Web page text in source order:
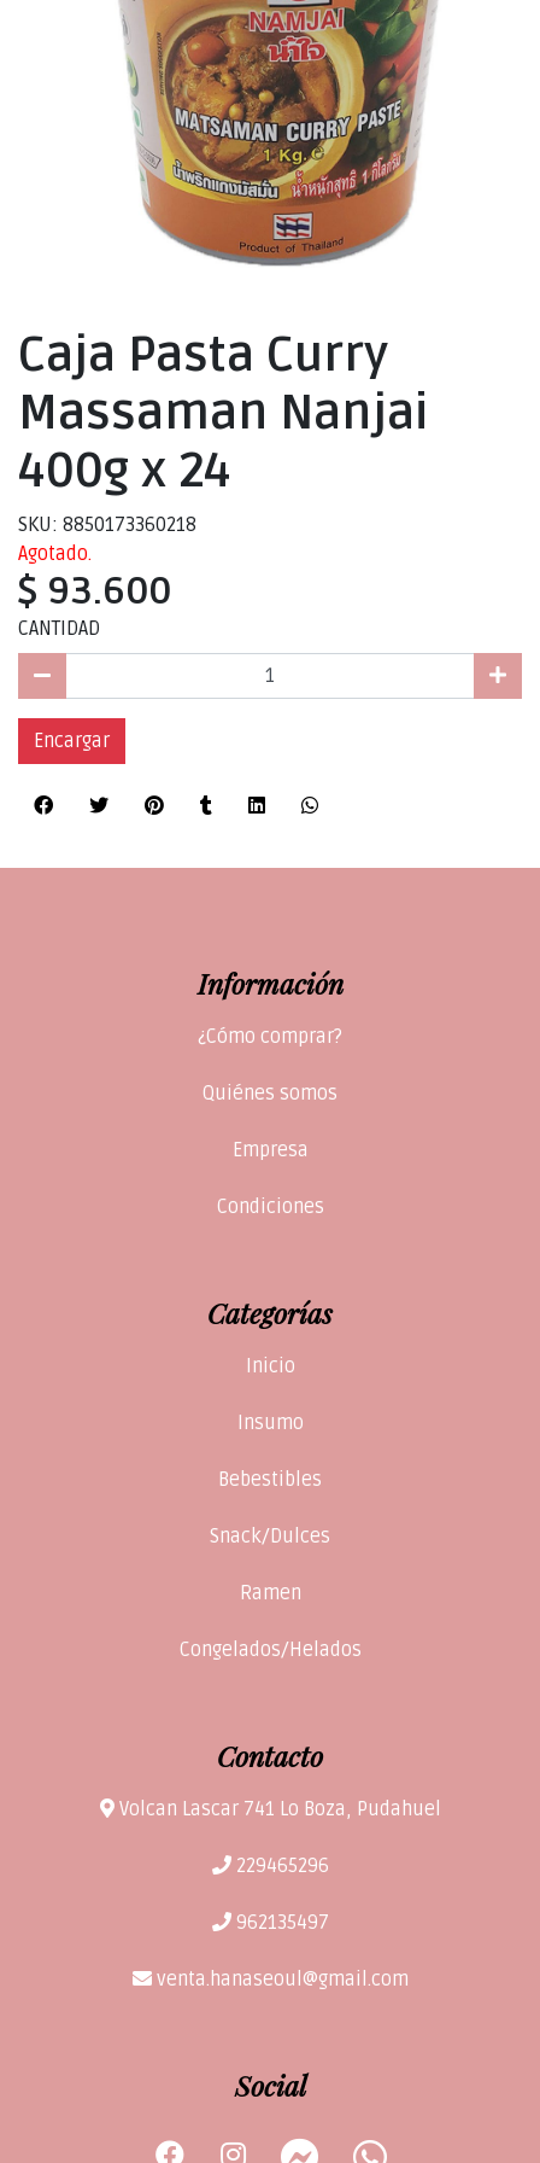
Caja Pasta Curry
Massaman Nanjai
400g x 24
SKU: 8850173360218
Agotado.
$ 93.600
CANTIDAD
Encargar
Información
¿Cómo comprar?
Quiénes somos
Empresa
Condiciones
Categorías
Inicio
Insumo
Bebestibles
Snack/Dulces
Ramen
Congelados/Helados
Contacto
Volcan Lascar 741 Lo Boza, Pudahuel
229465296
962135497
venta.hanaseoul@gmail.com
Social